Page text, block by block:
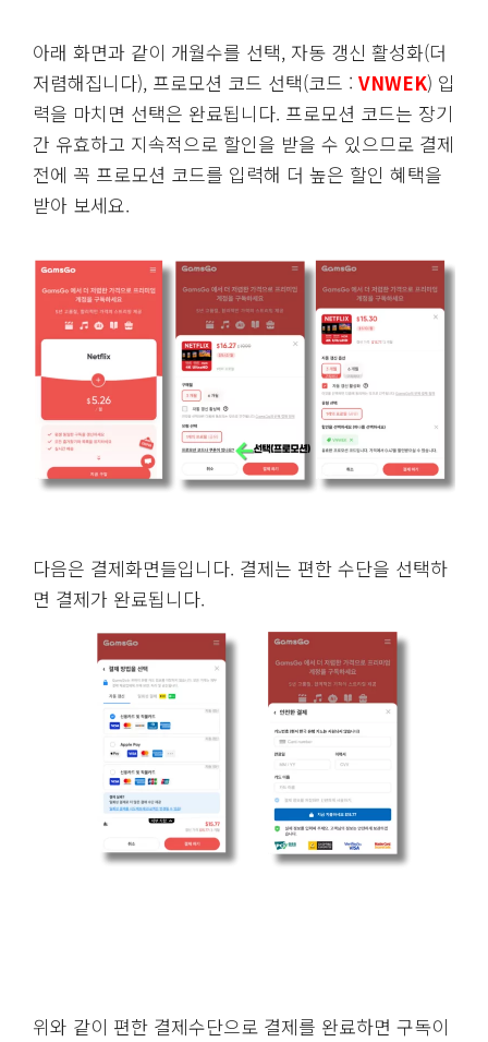
저렴해집니다), 프로모션 코드 선택(코드 :VNWEK) 입
력을 마치면 선택은 완료됩니다. 프로모션 코드는 장기
간 유효하고 지속적으로 할인을 받을 수 있으므로 결제
전에 꼭 프로모션 코드를 입력해 더 높은 할인 혜택을
받아 보세요.